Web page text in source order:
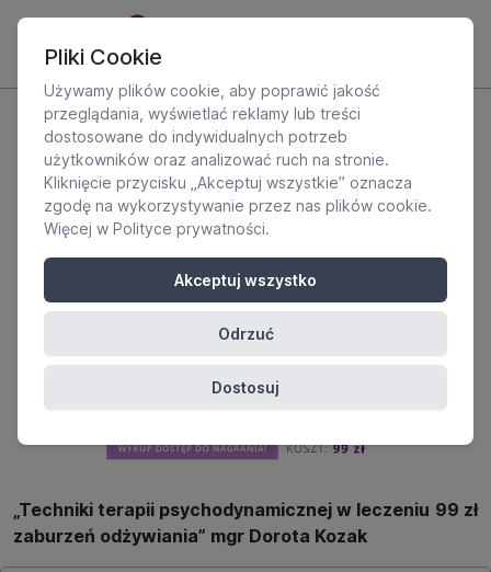
„Techniki terapii psychodynamicznej w leczeniu
zaburzeń odżywiania” mgr Dorota Kozak
99 zł
Pliki Cookie
Używamy plików cookie, aby poprawić jakość
przeglądania, wyświetlać reklamy lub treści
dostosowane do indywidualnych potrzeb
użytkowników oraz analizować ruch na stronie.
Kliknięcie przycisku „Akceptuj wszystkie” oznacza
zgodę na wykorzystywanie przez nas plików cookie.
Więcej w Polityce prywatności.
Akceptuj wszystko
Odrzuć
Dostosuj